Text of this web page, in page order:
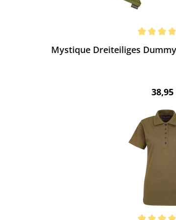
Mystique Dreiteiliges
38,95